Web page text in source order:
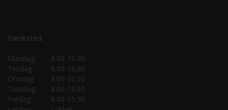
Værksted:
Mandag:
8.00-16.00
Tirsdag:
8.00-16.00
Onsdag:
8.00-16.00
Torsdag:
8.00-16.00
Fredag:
8.00-15.30